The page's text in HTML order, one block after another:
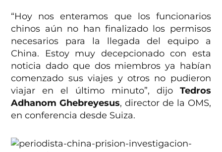
“Hoy nos enteramos que los funcionarios
chinos aún no han finalizado los permisos
necesarios para la llegada del equipo a
China. Estoy muy decepcionado con esta
noticia dado que dos miembros ya habían
comenzado sus viajes y otros no pudieron
viajar en el último minuto”, dijo Tedros
Adhanom Ghebreyesus, director de la OMS,
en conferencia desde Suiza.